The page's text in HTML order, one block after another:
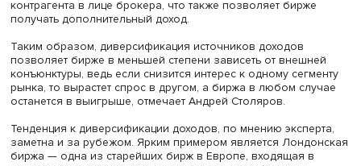
депозитария и расчетные операции приходится 20%
Потеря доллара и евро в качестве инструментов
незначительно ударит по доходам Московской биржи
относительно низкой доли валютного рынка в
также возрастающей роли в финансовых операциях
который начинает вытеснять доллар и евро,
Андрей Столяров.